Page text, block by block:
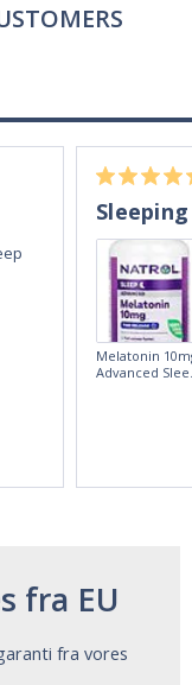
Melatonin
Advanced
fra EU
fra vores